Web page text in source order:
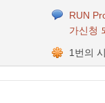
RUN
가신청
1번의